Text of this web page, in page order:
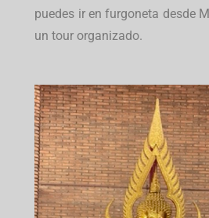
puedes ir en furgoneta desde
un tour organizado.